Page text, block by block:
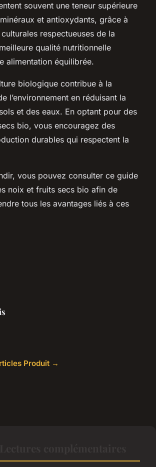
souvent une teneur supérieure
et antioxydants, grâce à
respectueuses de la
qualité nutritionnelle
alimentation équilibrée.
biologique contribue à la
l’environnement en réduisant la
et des eaux. En optant pour des
bio, vous encouragez des
durables qui respectent la
vous pouvez consulter ce guide
noix et fruits secs bio afin de
tous les avantages liés à ces
Produit →